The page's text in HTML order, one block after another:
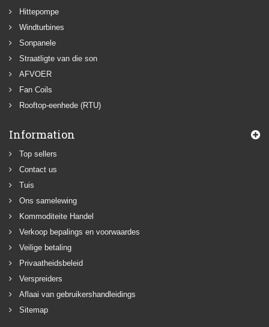
Hittepompe
Windturbines
Sonpanele
Straatligte van die son
AFVOER
Fan Coils
Rooftop-eenhede (RTU)
Information
Top sellers
Contact us
Tuis
Ons samelewing
Kommoditeite Handel
Verkoop bepalings en voorwaardes
Veilige betaling
Privaatheidsbeleid
Verspreiders
Aflaai van gebruikershandleidings
Sitemap